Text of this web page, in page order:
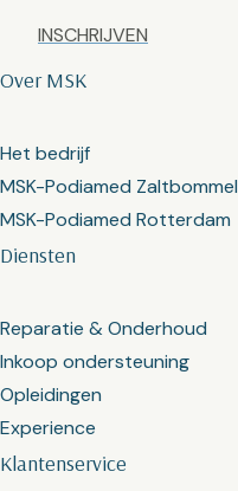
Klantenservice
Diensten
Reparatie & Onderhoud
Inkoop ondersteuning
Opleidingen
Experience
Over MSK
Het bedrijf
MSK-Podiamed Zaltbommel
MSK-Podiamed Rotterdam
Captcha